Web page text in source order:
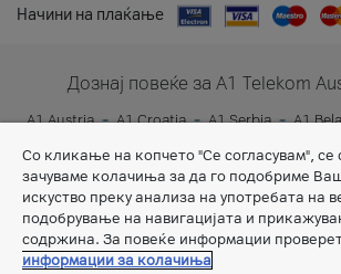
Начини на плаќање
Дознај повеќе за A1 Telekom
A1 Austria A1 Croatia A1 Serbia A1
A1 Slovenia
A1 Digital
Со кликање на копчето "Се согласувам", се
зачуваме колачиња за да го подобриме
искуство преку анализа на употребата на
подобрување на навигацијата и
содржина. За повеќе информации
информации за колачиња